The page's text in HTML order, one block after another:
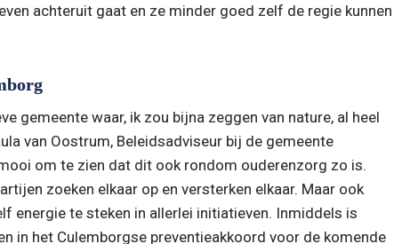
achteruit gaat en ze minder goed zelf de regie kunnen
gemeente waar, ik zou bijna zeggen van nature, al heel
van Oostrum, Beleidsadviseur bij de gemeente
om te zien dat dit ook rondom ouderenzorg zo is.
zoeken elkaar op en versterken elkaar. Maar ook
energie te steken in allerlei initiatieven. Inmiddels is
in het Culemborgse preventieakkoord voor de komende